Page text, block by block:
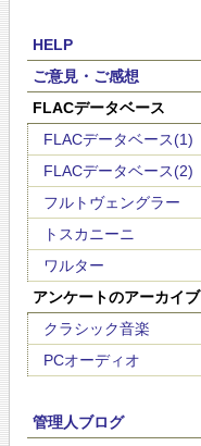
HELP
ご意見・ご感想
FLACデータベース
FLACデータベース(1)
FLACデータベース(2)
フルトヴェングラー
トスカニーニ
ワルター
アンケートのアーカイブ
クラシック音楽
PCオーディオ
管理人ブログ